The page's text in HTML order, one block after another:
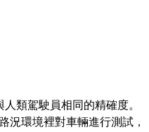
類駕駛員相同的精確度。
況環境裡對車輛進行測試，